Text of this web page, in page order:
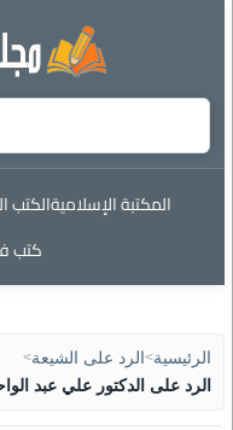
المكتبة الإسلاميةالكتب
كتب
الرئيسية> الرد على الشيعة>
الرد على الدكتور علي عبد